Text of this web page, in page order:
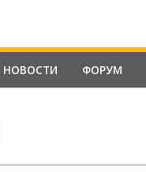
НОВОСТИ ФОРУМ